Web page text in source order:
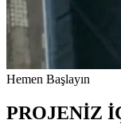
Hemen Başlayın
PROJENİZ